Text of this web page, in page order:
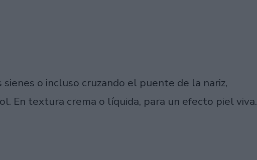
o incluso cruzando el puente de la nariz,
En textura crema o líquida, para un efecto piel viva.